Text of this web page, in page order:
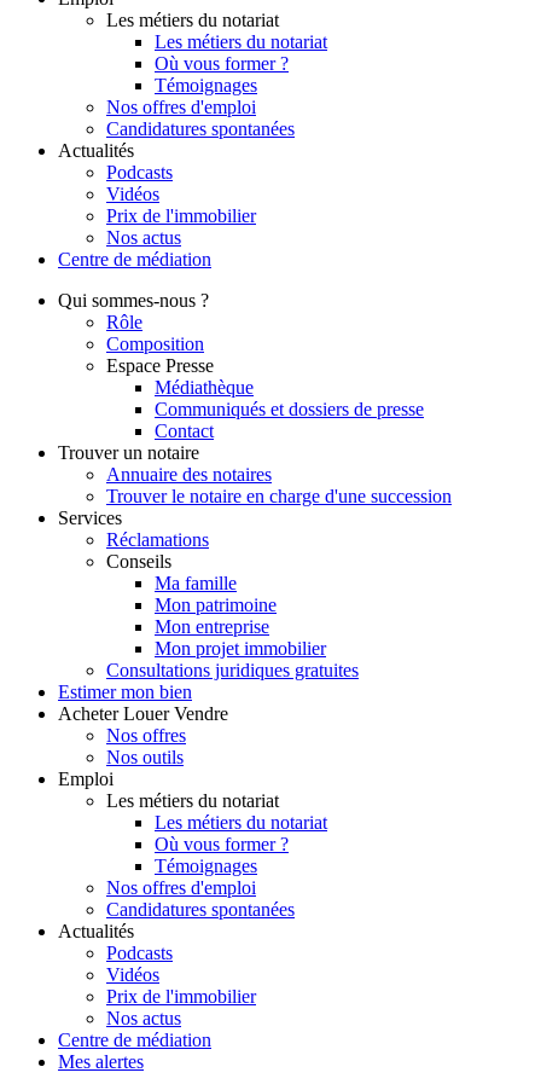
Les métiers du notariat
Les métiers du notariat
Où vous former ?
Témoignages
Nos offres d'emploi
Candidatures spontanées
Actualités
Podcasts
Vidéos
Prix de l'immobilier
Nos actus
Centre de médiation
Qui sommes-nous ?
Rôle
Composition
Espace Presse
Médiathèque
Communiqués et dossiers de presse
Contact
Trouver un notaire
Annuaire des notaires
Trouver le notaire en charge d'une succession
Services
Réclamations
Conseils
Ma famille
Mon patrimoine
Mon entreprise
Mon projet immobilier
Consultations juridiques gratuites
Estimer mon bien
Acheter Louer Vendre
Nos offres
Nos outils
Emploi
Les métiers du notariat
Les métiers du notariat
Où vous former ?
Témoignages
Nos offres d'emploi
Candidatures spontanées
Actualités
Podcasts
Vidéos
Prix de l'immobilier
Nos actus
Centre de médiation
Mes alertes